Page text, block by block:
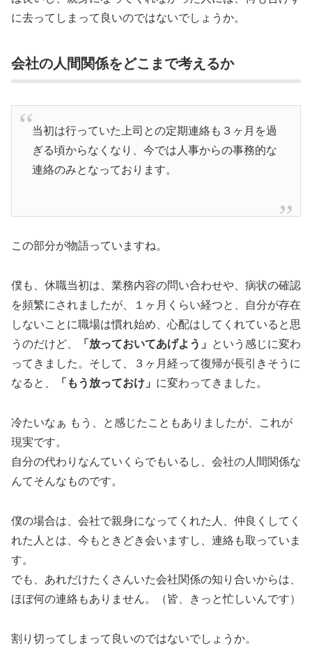
に去ってしまって良いのではないでしょうか。
会社の人間関係をどこまで考えるか
当初は行っていた上司との定期連絡も３ヶ月を過
ぎる頃からなくなり、今では人事からの事務的な
連絡のみとなっております。
この部分が物語っていますね。
僕も、休職当初は、業務内容の問い合わせや、病状の確認
を頻繁にされましたが、１ヶ月くらい経つと、自分が存在
しないことに職場は慣れ始め、心配はしてくれていると思
うのだけど、
「放っておいてあげよう」
という感じに変わ
ってきました。そして、３ヶ月経って復帰が長引きそうに
なると、
「もう放っておけ」 に変わってきました。
冷たいなぁ もう、と感じたこともありましたが、これが
現実です。
自分の代わりなんていくらでもいるし、会社の人間関係な
んてそんなものです。
僕の場合は、会社で親身になってくれた人、仲良くしてく
れた人とは、今もときどき会いますし、連絡も取っていま
す。
でも、あれだけたくさんいた会社関係の知り合いからは、
ほぼ何の連絡もありません。（皆、きっと忙しいんです）
割り切ってしまって良いのではないでしょうか。